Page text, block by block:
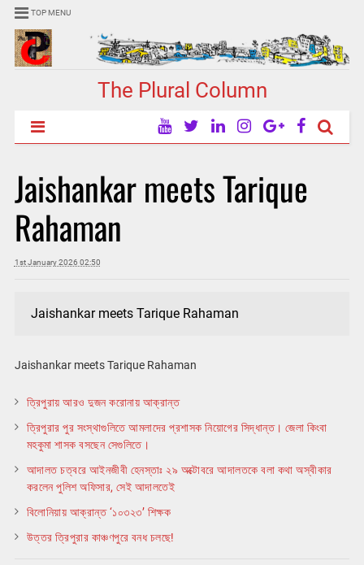
TOP MENU
The Plural Column
Jaishankar meets Tarique
Rahaman
1st January 2026 02:50
Jaishankar meets Tarique Rahaman
Jaishankar meets Tarique Rahaman
ত্রিপুরায় আরও দুজন করোনায় আক্রান্ত
ত্রিপুরার পুর সংস্থাগুলিতে আমলাদের প্রশাসক নিয়োগের সিদ্ধান্ত। জেলা কিংবা
মহকুমা শাসক বসছেন সেগুলিতে।
আদালত চত্বরে আইনজীবী হেনস্তাঃ ২৯ অক্টোবরে আদালতকে বলা কথা অস্বীকার
করলেন পুলিশ অফিসার, সেই আদালতেই
বিলোনিয়ায় আক্রান্ত ‘১০৩২৩’ শিক্ষক
উত্তর ত্রিপুরার কাঞ্চণপুরে বনধ চলছে!